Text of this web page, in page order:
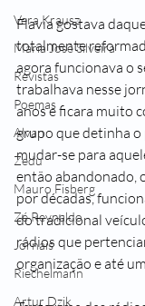
Vera Krausz
Maria José Silveira
Revistas
Poemas
Alvan
Zedu
Mauro Fisberg
Zé Reynaldo
Jornais
Riechelmann
Artur Dzik
Flavia gostava
totalmente
agora funcionava o
trabalhava nesse
anos e ficara muito
grupo que detinha
mudar-se para
então abandonado,
por décadas,
do tradicional
rádios que
organização e até